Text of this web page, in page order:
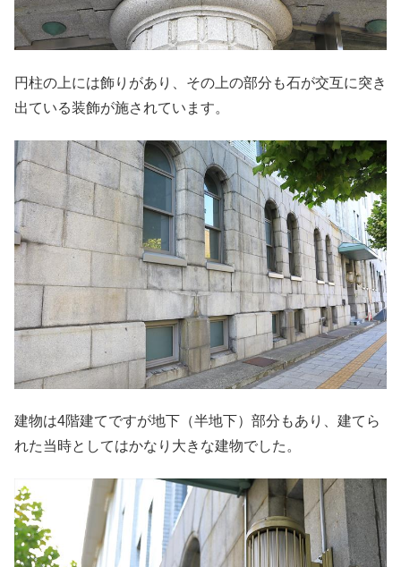
円柱の上には飾りがあり、その上の部分も石が交互に突き
出ている装飾が施されています。
建物は4階建てですが地下（半地下）部分もあり、建てら
れた当時としてはかなり大きな建物でした。